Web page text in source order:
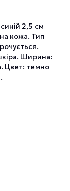
2,5 см
кожа. Тип
Ширина:
Цвет: темно